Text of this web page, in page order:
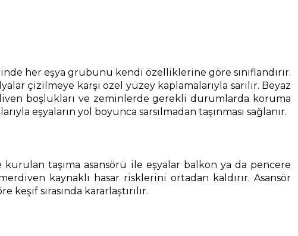
her eşya grubunu kendi özelliklerine göre sınıflandırır.
çizilmeye karşı özel yüzey kaplamalarıyla sarılır. Beyaz
boşlukları ve zeminlerde gerekli durumlarda koruma
eşyaların yol boyunca sarsılmadan taşınması sağlanır.
taşıma asansörü ile eşyalar balkon ya da pencere
kaynaklı hasar risklerini ortadan kaldırır. Asansör
sırasında kararlaştırılır.